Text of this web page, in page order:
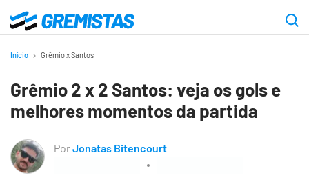
para
principal
Gremistas
Início Grêmio x Santos
Grêmio 2 x 2 Santos: veja os gols e
melhores momentos da partida
PorJonatas Bitencourt